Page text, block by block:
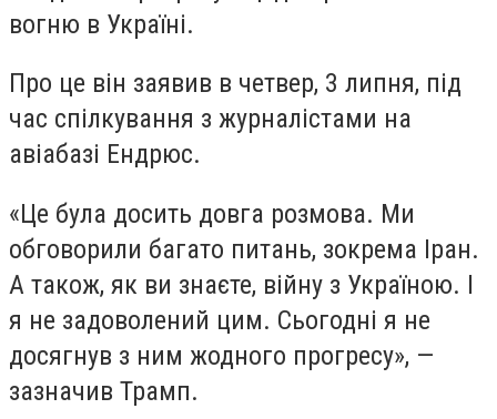
вогню в Україні.
Про це він заявив в четвер, 3 липня, під
час спілкування з журналістами на
авіабазі Ендрюс.
«Це була досить довга розмова. Ми
обговорили багато питань, зокрема Іран.
А також, як ви знаєте, війну з Україною. І
я не задоволений цим. Сьогодні я не
досягнув з ним жодного прогресу», —
зазначив Трамп.